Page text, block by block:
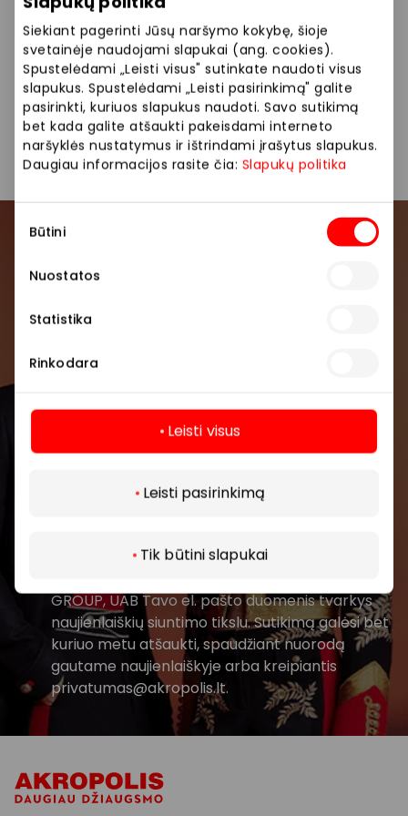
Siekiant pagerinti Jūsų naršymo kokybę, šioje
svetainėje naudojami slapukai (ang. cookies).
Spustelėdami „Leisti visus" sutinkate naudoti visus
slapukus. Spustelėdami „Leisti pasirinkimą" galite
pasirinkti, kuriuos slapukus naudoti. Savo sutikimą
bet kada galite atšaukti pakeisdami interneto
naršyklės nustatymus ir ištrindami įrašytus slapukus.
Daugiau informacijos rasite čia: Slapukų politika
pasirinkimas
Būtini
Nuostatos
Statistika
Rinkodara
Leisti visus
Leisti pasirinkimą
Tik būtini slapukai
tinkamiausią sprendimą.
Kosmetika ir parfumerija Parduotuvės
Vaistinės ir optikos
Pirmieji sužinokite apie geriausius pasiūlymus,
Prenumeruoti
Spustelėdamas „Prenumeruoti“ sutinki gauti
GROUP, UAB Tavo el. pašto duomenis tvarkys
naujienlaiškių siuntimo tikslu. Sutikimą galėsi bet
kuriuo metu atšaukti, spaudžiant nuorodą
gautame naujienlaiškyje arba kreipiantis
privatumas@akropolis.lt.
Daugiau